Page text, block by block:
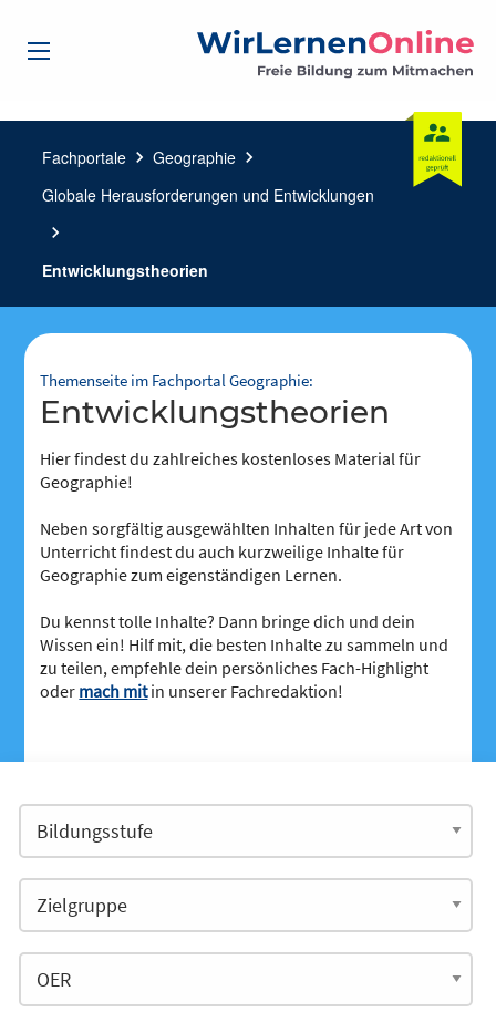
Fachportale chevron_right Geographie chevron_right
Globale Herausforderungen und Entwicklungen
chevron_right
Entwicklungstheorien
Themenseite im Fachportal Geographie:
Entwicklungstheorien
Hier findest du zahlreiches kostenloses Material für
Geographie!
Neben sorgfältig ausgewählten Inhalten für jede Art von
Unterricht findest du auch kurzweilige Inhalte für
Geographie zum eigenständigen Lernen.
Du kennst tolle Inhalte? Dann bringe dich und dein
Wissen ein! Hilf mit, die besten Inhalte zu sammeln und
zu teilen, empfehle dein persönliches Fach-Highlight
oder mach mitin unserer Fachredaktion!